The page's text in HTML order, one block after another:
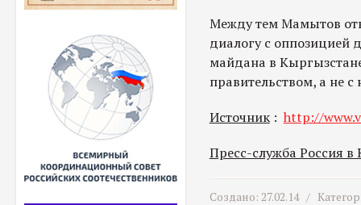
Между тем Мамытов
диалогу с оппозицией
майдана в
правительством, а не
Источник: http://
Пресс-служба Россия в
Создано: 27.02.14 /